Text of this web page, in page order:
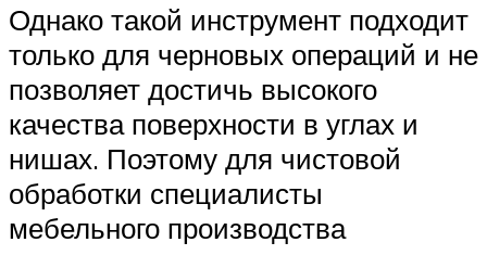
Однако такой инструмент подходит
только для черновых операций и не
позволяет достичь высокого
качества поверхности в углах и
нишах. Поэтому для чистовой
обработки специалисты
мебельного производства